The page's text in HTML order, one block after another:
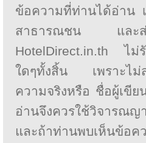
ข้อความที่ท่านได้อ่าน
สาธารณชน และส่ง
HotelDirect.in.th ไม่
ใดๆทั้งสิ้น เพราะไม่ส
ความจริงหรือ ชื่อผู้เขีย
อ่านจึงควรใช้วิจารณญ
และถ้าท่านพบเห็นข้อค